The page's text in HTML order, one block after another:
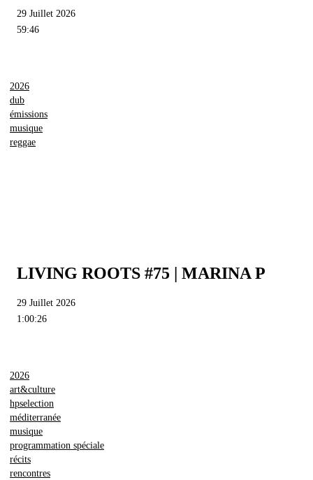
29 Juillet 2026
59:46
2026
dub
émissions
musique
reggae
LIVING ROOTS #75 | MARINA P
29 Juillet 2026
1:00:26
2026
art&culture
hpselection
méditerranée
musique
programmation spéciale
récits
rencontres